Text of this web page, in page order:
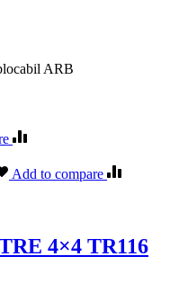
ARB
Add to compare
4×4 TR116